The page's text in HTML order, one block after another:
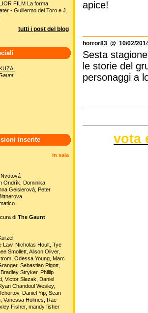
apice!
horror83 @ 10/02/
Sesta
le storie del
personaggi a
vota
FILM La forma
- Guillermo del Toro e J.
tutti i post del blog
inserite
in sala
Ondrík, Dominika
Geislerová, Peter
di The Gaunt
Law, Nicholas Hoult, Tye
Smollett, Alison Oliver,
Odessa Young, Marc
Sebastian Pigott,
Stryker, Phillip
Victor Slezak, Daniel
Chandoul Wesley,
Daniel Yip, Sean
Vanessa Holmes, Rae
Fisher, mandy fisher